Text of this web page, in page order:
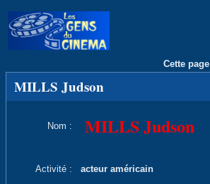
Cette
MILLS Judson
Nom : MILLS Judson
Activité : acteur américain